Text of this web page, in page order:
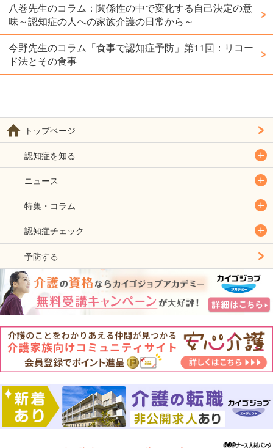
八巻先生のコラム：関係性の中で変化する自己決定の意
味～認知症の人への家族介護の日常から～
今野先生のコラム「食事で認知症予防」第11回：リコー
ド法とその食事
トップページ
認知症を知る
ニュース
特集・コラム
認知症チェック
予防する